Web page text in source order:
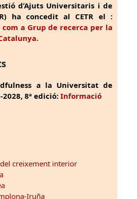
d’Ajuts Universitaris i de
ha concedit al CETR el :
a Grup de recerca per la
a la Universitat de
8ª edició: Informació
creixement interior
Iruña